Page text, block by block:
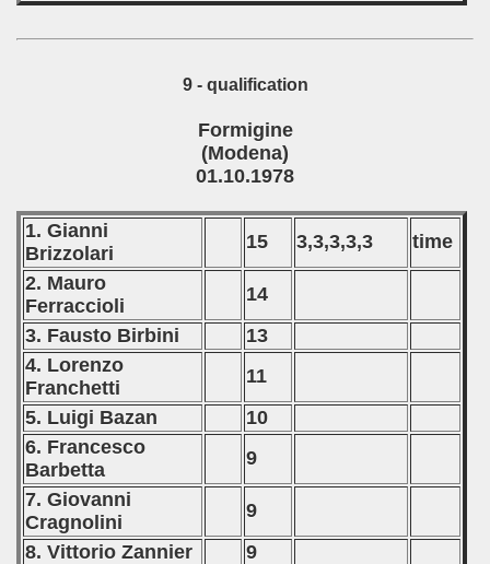
9 - qualification
Formigine
(Modena)
01.10.1978
1. Gianni
Brizzolari
15 3,3,3,3,3
time
2. Mauro
Ferraccioli
14
3. Fausto Birbini
13
4. Lorenzo
Franchetti
11
5. Luigi Bazan
10
6. Francesco
Barbetta
9
7. Giovanni
Cragnolini
9
8. Vittorio Zannier
9